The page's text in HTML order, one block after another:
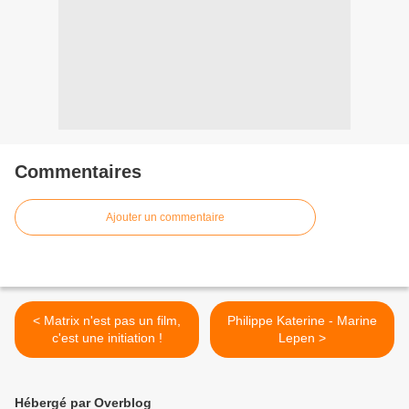
Commentaires
Ajouter un commentaire
< Matrix n'est pas un film,
c'est une initiation !
Philippe Katerine - Marine
Lepen >
Hébergé par Overblog